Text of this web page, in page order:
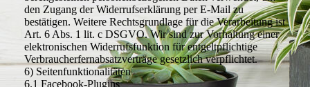
den Zugang der Widerrufserklärung per E-Mail zu
bestätigen. Weitere Rechtsgrundlage für die Verarbeitung ist
Art. 6 Abs. 1 lit. c DSGVO. Wir sind zur Vorhaltung einer
elektronischen Widerrufsfunktion für entgeltpflichtige
Verbraucherfernabsatzverträge gesetzlich verpflichtet.
6) Seitenfunktionalitäten
6.1 Facebook-Plugins